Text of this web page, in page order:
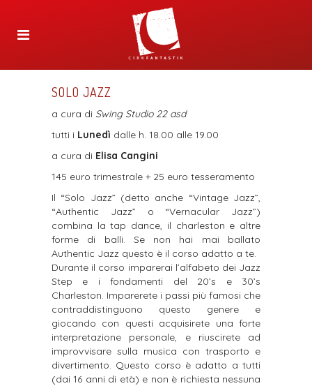
SOLO JAZZ
a cura di Swing Studio 22 asd
tutti i Lunedì dalle h. 18.00 alle 19.00
a cura di Elisa Cangini
145 euro trimestrale + 25 euro tesseramento
Il “Solo Jazz” (detto anche “Vintage Jazz”,
“Authentic Jazz” o “Vernacular Jazz”)
combina la tap dance, il charleston e altre
forme di balli. Se non hai mai ballato
Authentic Jazz questo è il corso adatto a te.
Durante il corso imparerai l’alfabeto dei Jazz
Step e i fondamenti del 20’s e 30’s
Charleston. Imparerete i passi più famosi che
contraddistinguono questo genere e
giocando con questi acquisirete una forte
interpretazione personale, e riuscirete ad
improvvisare sulla musica con trasporto e
divertimento. Questo corso è adatto a tutti
(dai 16 anni di età) e non è richiesta nessuna